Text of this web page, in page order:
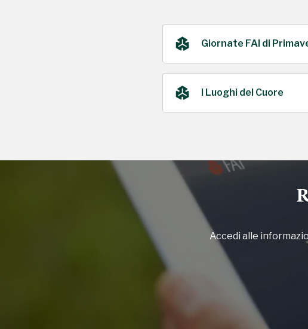
Giornate FAI di
I Luoghi del Cuore
2016, 2018, 2020, 2022
Accedi alle